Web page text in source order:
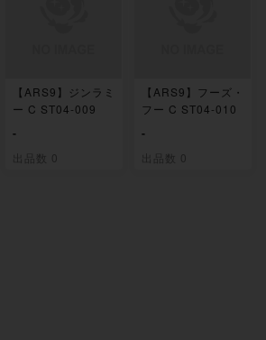
【ARS9】ジンラミ
ー C ST04-009
-
出品数 0
【ARS9】フーズ・
フー C ST04-010
-
出品数 0